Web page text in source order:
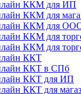
ККМ для ИП
ККМ для
ККМ для
ККМ для
ККМ для
ККТ
ККТ в СПб
ККТ для ИП
ККТ для